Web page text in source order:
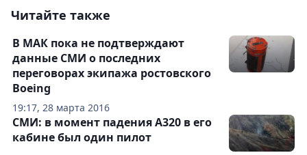
Читайте также
19:17, 28 марта 2016
В МАК пока не подтверждают
данные СМИ о последних
переговорах экипажа ростовского
Boeing
СМИ: в момент падения А320 в его
кабине был один пилот